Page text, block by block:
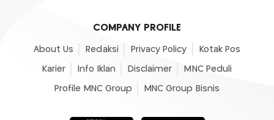
COMPANY PROFILE
About Us Redaksi Privacy Policy Kotak Pos
Karier Info Iklan Disclaimer MNC Peduli
Profile MNC Group MNC Group Bisnis